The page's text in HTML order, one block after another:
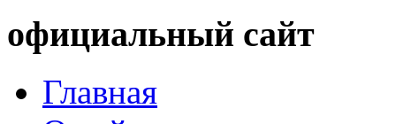
официальный сайт
Главная